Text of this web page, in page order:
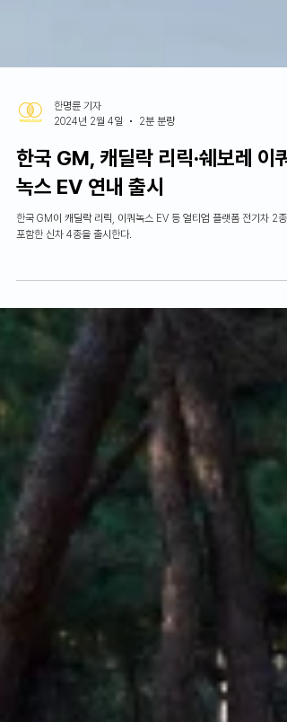
한명륜 기자
2024년 2월 4일
2분 분량
한국 GM, 캐딜락 리릭∙쉐보레 이쿼
녹스 EV 연내 출시
한국 GM이 캐딜락 리릭, 이쿼녹스 EV 등 얼티엄 플랫폼 전기차 2종